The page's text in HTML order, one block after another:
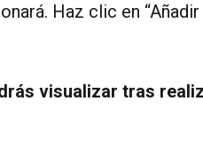
Haz clic en
visualizar tras